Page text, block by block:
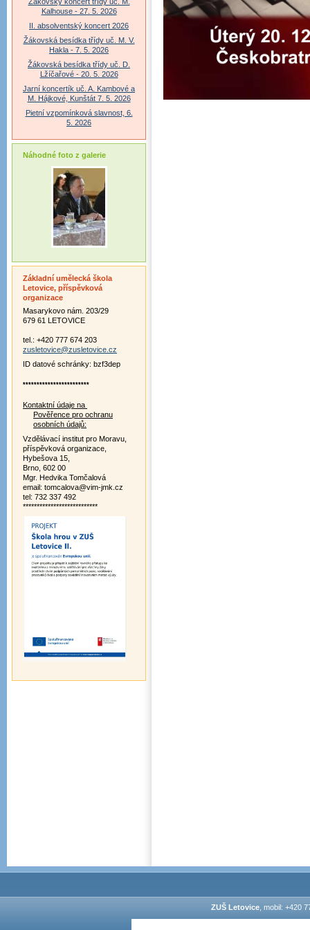
Kalhouse - 27. 5. 2026
II. absolventský koncert 2026
Žákovská besídka třídy uč. M. V.
Hakla - 7. 5. 2026
Žákovská besídka třídy uč. D.
Lžíčařové - 20. 5. 2026
Jarní koncertík uč. A. Kambové a
M. Hájkové, Kunštát 7. 5. 2026
Pietní vzpomínková slavnost, 6.
5. 2026
Náhodné foto z galerie
Základní umělecká škola
Letovice, příspěvková
organizace
Masarykovo nám. 203/29
679 61 LETOVICE
tel.: +420 777 674 203
zusletovice@zusletovice.cz
ID datové schránky: bzf3dep
************************
Kontaktní údaje na
Pověřence pro ochranu
osobních údajů:
Vzdělávací institut pro Moravu,
příspěvková organizace,
Hybešova 15,
Brno, 602 00
Mgr. Hedvika Tomčalová
email: tomcalova@vim-jmk.cz
tel: 732 337 492
***************************
ZUŠ Letovice, mobil: +420